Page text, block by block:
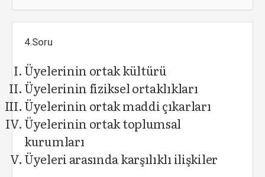
4.Soru
Üyelerinin ortak kültürü
Üyelerinin fiziksel ortaklıkları
Üyelerinin ortak maddi çıkarları
Üyelerinin ortak toplumsal
kurumları
Üyeleri arasında karşılıklı ilişkiler